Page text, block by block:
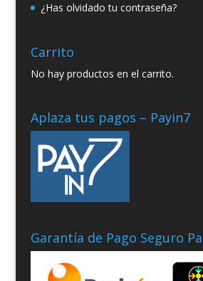
¿Has olvidado tu contraseña?
Carrito
No hay productos en el carrito.
Aplaza tus pagos – Payin7
Garantía de Pago Seguro